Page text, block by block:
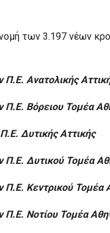
των 3.197 νέων
Π.Ε. Ανατολικής
Π.Ε. Βόρειου Τομέα
Δυτικής Αττικής
Π.Ε. Δυτικού Τομέα
Π.Ε. Κεντρικού Τομέα
Π.Ε. Νοτίου Τομέα